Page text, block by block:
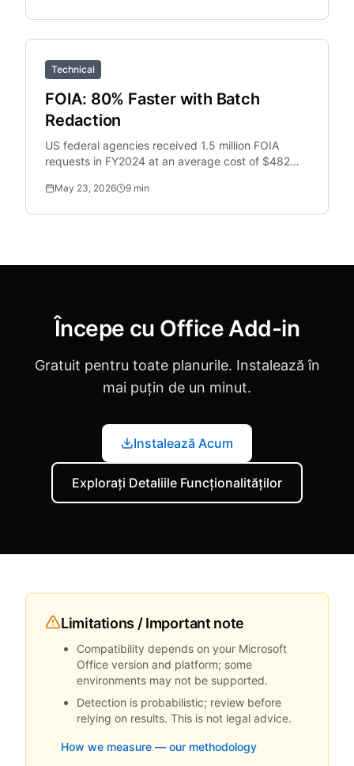
Technical
FOIA: 80% Faster with Batch
Redaction
US federal agencies received 1.5 million FOIA
requests in FY2024 at an average cost of $482
processing time from.
May 23, 2026 9 min
Începe cu Office Add-in
Gratuit pentru toate planurile. Instalează în
mai puțin de un minut.
Instalează Acum
Explorați Detaliile Funcționalităților
Limitations / Important note
Compatibility depends on your Microsoft
Office version and platform; some
environments may not be supported.
Detection is probabilistic; review before
relying on results. This is not legal advice.
How we measure — our methodology